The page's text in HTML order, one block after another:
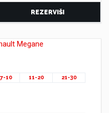
REZERVIŠI
7-10 11-20
21-30